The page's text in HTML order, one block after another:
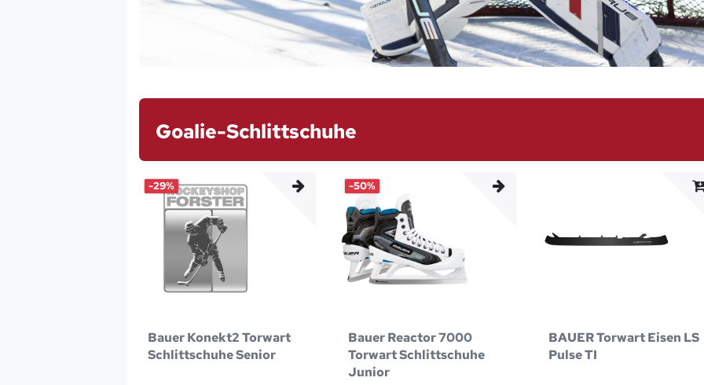
Goalie-Schlittschuhe
-29%
Bauer Konekt2 Torwart
Schlittschuhe Senior
-50%
Bauer Reactor 7000
Torwart Schlittschuhe
Junior
BAUER Torwart Eisen LS
Pulse TI